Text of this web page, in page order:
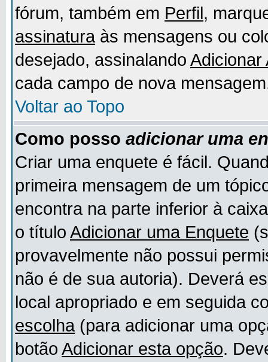
fórum, também em Perfil,
assinaturaàs mensagens ou
desejado, assinalando Adicionar
cada campo de nova
Voltar ao Topo
Como posso adicionar uma
Criar uma enquete é fácil.
primeira mensagem de um
encontra na parte inferior à
o título Adicionar uma Enquete
provavelmente não possui
não é de sua autoria). Deverá
local apropriado e em seguida
escolha (para adicionar uma
botão Adicionar esta opção.